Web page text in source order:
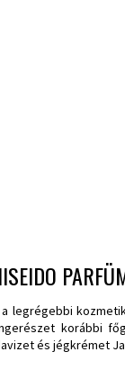
a legrégebbi
korábbi
és jégkrémet